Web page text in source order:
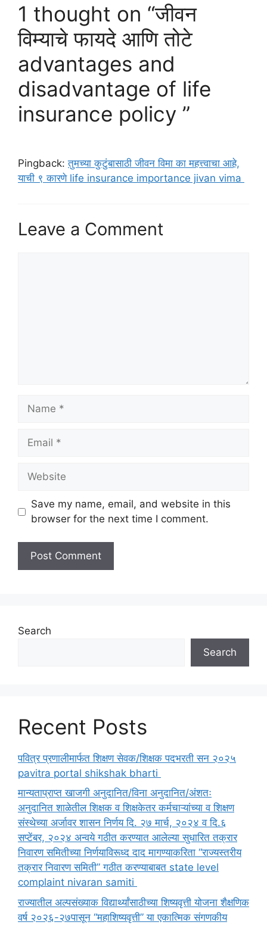
1 thought on “जीवन
विम्याचे फायदे आणि तोटे
advantages and
disadvantage of life
insurance policy ”
Pingback:तुमच्या कुटुंबासाठी जीवन विमा का महत्त्वाचा आहे,
याची ९ कारणे life insurance importance jivan vima
Leave a Comment
Name
Email
Website
Save my name, email, and website in this
browser for the next time I comment.
Search
Search
Recent Posts
पवित्र प्रणालीमार्फत शिक्षण सेवक/शिक्षक पदभरती सन २०२५
pavitra portal shikshak bharti
मान्यताप्राप्त खाजगी अनुदानित/विना अनुदानित/अंशतः
अनुदानित शाळेतील शिक्षक व शिक्षकेतर कर्मचाऱ्यांच्या व शिक्षण
संस्थेच्या अर्जावर शासन निर्णय दि. २७ मार्च, २०२४ व दि.६
सप्टेंबर, २०२४ अन्वये गठीत करण्यात आलेल्या सुधारित तक्रार
निवारण समितीच्या निर्णयाविरूध्द दाद मागण्याकरिता “राज्यस्तरीय
तक्रार निवारण समिती” गठीत करण्याबाबत state level
complaint nivaran samiti
राज्यातील अल्पसंख्याक विद्यार्थ्यांसाठीच्या शिष्यवृत्ती योजना शैक्षणिक
वर्ष २०२६-२७पासून “महाशिष्यवृत्ती” या एकात्मिक संगणकीय